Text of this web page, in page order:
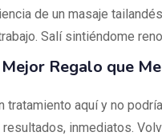
de un masaje
Salí sintiéndome
Regalo que
tratamiento aquí y no
inmediatos.